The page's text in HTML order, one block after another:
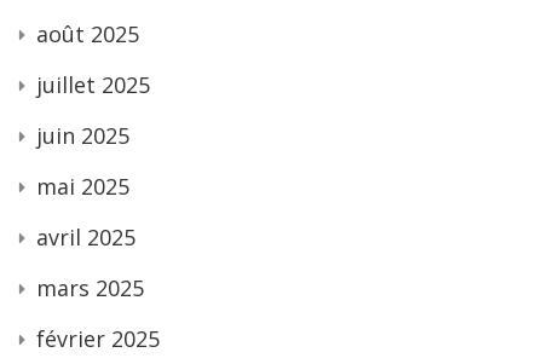
août 2025
juillet 2025
juin 2025
mai 2025
avril 2025
mars 2025
février 2025